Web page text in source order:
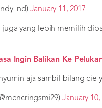
January 11, 2017
juga yang lebih memilih
Ingin Balikan Ke
aja sambil bilang
January 10,